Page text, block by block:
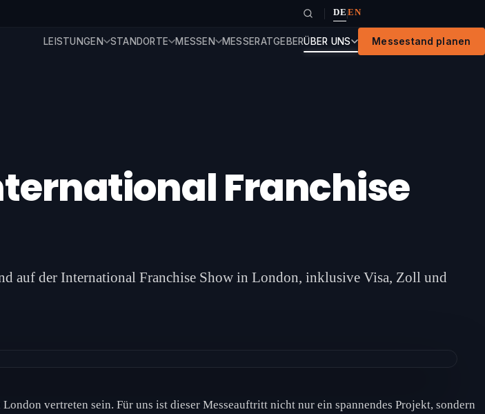
DE|EN
LEISTUNGEN STANDORTE MESSEN MESSERATGEBERÜBER UNS Messestand planen
Franchise
auf der International Franchise Show in London, inklusive Visa, Zoll und
vertreten sein. Für uns ist dieser Messeauftritt nicht nur ein spannendes Projekt, sondern